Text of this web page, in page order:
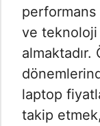
performans
ve
laptop
takip